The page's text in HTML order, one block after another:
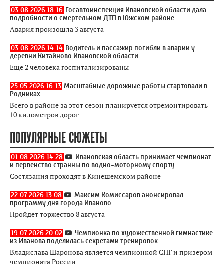
03.08.2026 18:16 Госавтоинспекция Ивановской области дала
подробности о смертельном ДТП в Южском районе
Авария произошла 3 августа
03.08.2026 14:14 Водитель и пассажир погибли в аварии у
деревни Китайново Ивановской области
Ещё 2 человека госпитализированы
25.05.2026 16:13 Масштабные дорожные работы стартовали в
Родниках
Всего в районе за этот сезон планируется отремонтировать
10 километров дорог
ПОПУЛЯРНЫЕ СЮЖЕТЫ
01.08.2026 14:28
Ивановская область принимает чемпионат
и первенство странны по водно-моторному спорту
Состязания проходят в Кинешемском районе
22.07.2026 13:08
Максим Комиссаров анонсировал
программу дня города Иваново
Пройдет торжество 8 августа
19.07.2026 20:02
Чемпионка по художественной гимнастике
из Иванова поделилась секретами тренировок
Владислава Шаронова является чемпионкой СНГ и призером
чемпионата России